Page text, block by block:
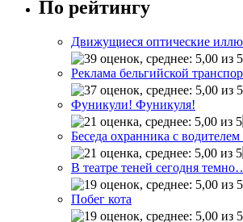
По рейтингу
Движущиеся оптические
Реклама бельгийской
Фуникули! Фуникуля!
Беседа охранника с
В театре теней сегодня
Побег кота